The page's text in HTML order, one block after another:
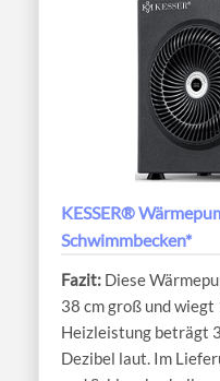
KESSER®
Schwimmbecken*
Diese
38 cm groß und
Heizleistung beträgt
Dezibel laut. Im